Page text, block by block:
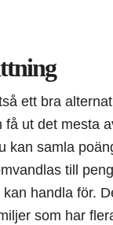
ett bra
få ut det mesta
kan samla
till
handla för.
som har